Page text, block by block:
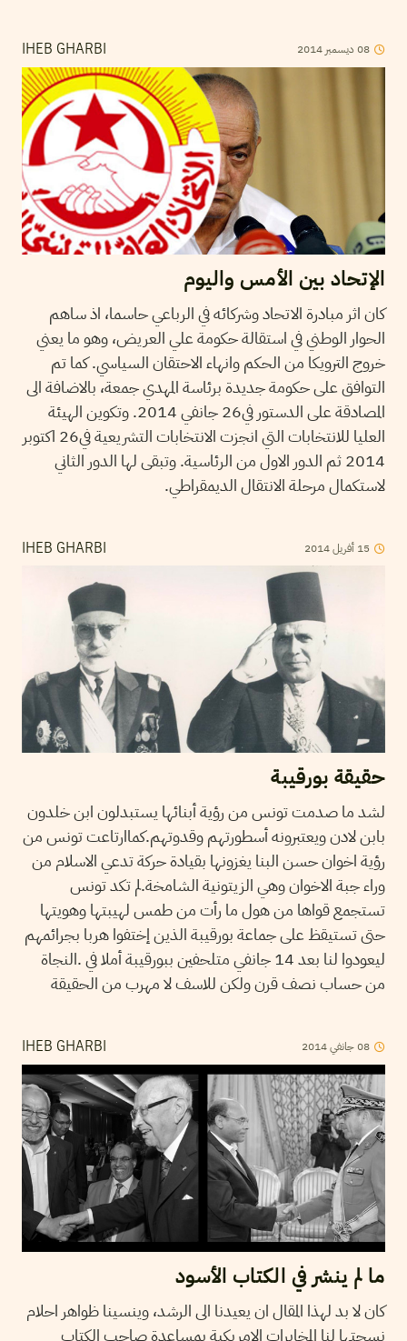
IHEB GHARBI 08 ديسمبر 2014
الإتحاد بين الأمس واليوم
كان اثر مبادرة الاتحاد وشركائه في الرباعي حاسما، اذ ساهم
الحوار الوطني في استقالة حكومة علي العريض، وهو ما يعني
خروج الترويكا من الحكم وانهاء الاحتقان السياسي. كما تم
التوافق على حكومة جديدة برئاسة المهدي جمعة، بالاضافة الى
المصادقة على الدستور في26 جانفي 2014. وتكوين الهيئة
العليا للانتخابات التي انجزت الانتخابات التشريعية في26 اكتوبر
2014 ثم الدور الاول من الرئاسية. وتبقى لها الدور الثاني
لاستكمال مرحلة الانتقال الديمقراطي.
IHEB GHARBI 15 أفريل2014
حقيقة بورقيبة
لشد ما صدمت تونس من رؤية أبنائها يستبدلون ابن خلدون
بابن لادن ويعتبرونه أسطورتهم وقدوتهم.كماارتاعت تونس من
رؤية اخوان حسن البنا يغزونها بقيادة حركة تدعي الاسلام من
وراء جبة الاخوان وهي الزيتونية الشامخة.لم تكد تونس
تستجمع قواها من هول ما رأت من طمس لهيبتها وهويتها
حتى تستيقظ على جماعة بورقيبة الذين إختفوا هربا بجرائمهم
ليعودوا لنا بعد 14 جانفي متلحفين ببورقيبة أملا في .النجاة
من حساب نصف قرن ولكن للاسف لا مهرب من الحقيقة
IHEB GHARBI 08جانفي2014
ما لم ينشر في الكتاب الأسود
كان لا بد لهذا المقال ان يعيدنا الى الرشد، وينسينا ظواهر احلام
نسجتها لنا المخابرات الامريكية بمساعدة صاحب الكتاب